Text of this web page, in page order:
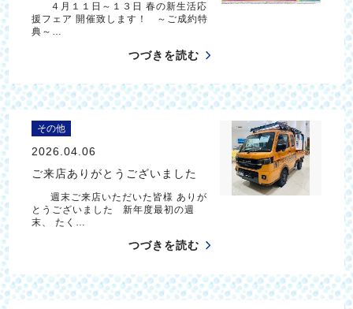
４月１１日～１３日 春の新生活応
援フェア 開催致します！ ～ご成約特
典～…
つづきを読む
その他
2026.04.06
ご来店ありがとうございました
週末ご来店いただいた皆様 ありが
とうございました 新年度最初の週
末、 たく…
つづきを読む